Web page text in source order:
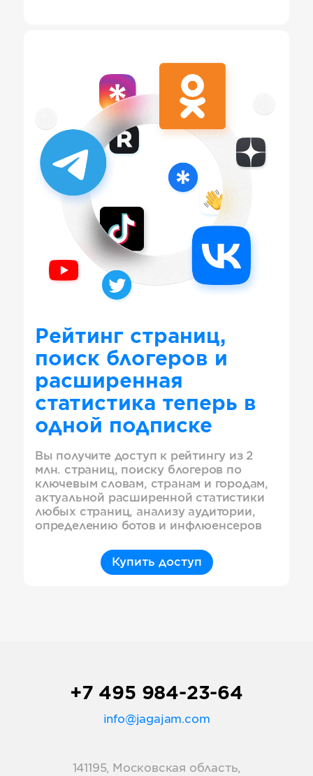
Рейтинг страниц,
поиск блогеров и
расширенная
статистика теперь в
одной подписке
Вы получите доступ к рейтингу из 2
млн. страниц, поиску блогеров по
ключевым словам, странам и городам,
актуальной расширенной статистики
любых страниц, анализу аудитории,
определению ботов и инфлюенсеров
Купить доступ
+7 495 984-23-64
info@jagajam.com
141195, Московская область,